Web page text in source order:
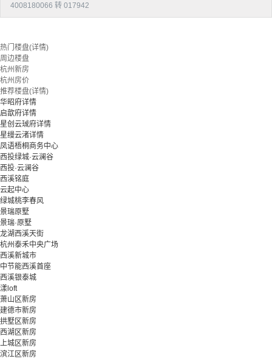
4008180066 转 017942
热门楼盘(详情)
周边楼盘
杭州新房
杭州房价
推荐楼盘(详情)
华昭府详情
启歆府详情
星创云珹府详情
星缦云渚详情
凤语梧桐商务中心
西投绿城·云澜谷
西投·云澜谷
西溪铭庭
云起中心
绿城桃李春风
景瑞原墅
景瑞·原墅
龙湖西溪天街
杭州泰禾中央广场
西溪新城市
中节能西溪首座
西溪银泰城
漾loft
萧山区新房
建德市新房
拱墅区新房
西湖区新房
上城区新房
滨江区新房